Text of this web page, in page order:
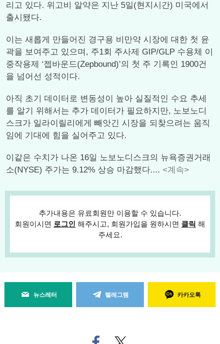
리고 있다. 위고비 알약은 지난 5일(현지시간) 미국에서
출시됐다.
이는 새롭게 만들어진 경구용 비만약 시장에 대한 첫 윤
곽을 보여주고 있으며, 주1회 주사제 GIP/GLP 수용체 이
중작용제 ‘젭바운드(Zepbound)’의 첫 주 기록인 1900건
을 넘어선 성적이다.
아직 초기 데이터로 변동성이 높아 실질적인 수요 추세
를 알기 위해서는 추가 데이터가 필요하지만, 노보노디
스크가 일라이릴리에게 빼앗긴 시장을 되찾으려는 움직
임에 기대에 힘을 실어주고 있다.
이같은 수치가 나온 16일 노보노디스크의 뉴욕증권거래
소(NYSE) 주가는 9.12% 상승 마감했다.... <계속>
추가내용은 유료회원만 이용할 수 있습니다.
회원이시면 로그인 해주시고, 회원가입을 원하시면 클릭 해
주세요.
뉴스레터 텔레그램 카카오톡
페
트위